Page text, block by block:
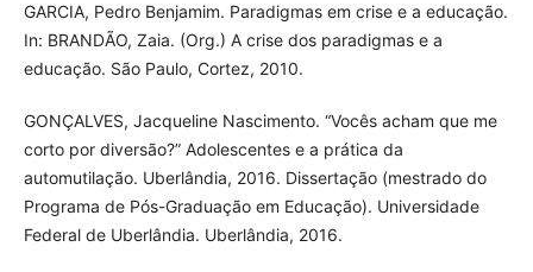
GARCIA, Pedro Benjamim. Paradigmas em crise e a educação.
In: BRANDÃO, Zaia. (Org.) A crise dos paradigmas e a
educação. São Paulo, Cortez, 2010.
GONÇALVES, Jacqueline Nascimento. “Vocês acham que me
corto por diversão?” Adolescentes e a prática da
automutilação. Uberlândia, 2016. Dissertação (mestrado do
Programa de Pós-Graduação em Educação). Universidade
Federal de Uberlândia. Uberlândia, 2016.